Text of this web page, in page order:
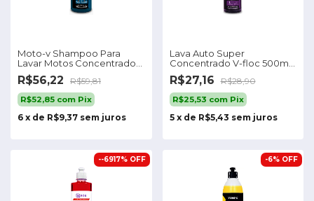
Moto-v Shampoo Para
Lavar Motos Concentrado
Vonixx 1,5l
R$56,22 R$59,81
R$52,85 com Pix
6 x de R$9,37 sem juros
Lava Auto Super
Concentrado V-floc 500ml
Vonixx Shampoo
R$27,16 R$28,90
R$25,53 com Pix
5 x de R$5,43 sem juros
--6917% OFF -6% OFF